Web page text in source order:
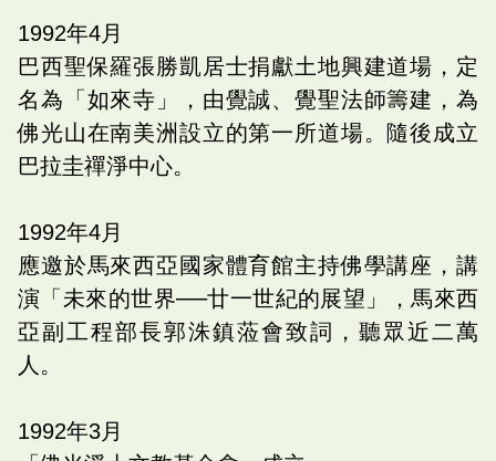
1992年4月
巴西聖保羅張勝凱居士捐獻土地興建道場，定
名為「如來寺」，由覺誠、覺聖法師籌建，為
佛光山在南美洲設立的第一所道場。隨後成立
巴拉圭禪淨中心。
1992年4月
應邀於馬來西亞國家體育館主持佛學講座，講
演「未來的世界──廿一世紀的展望」，馬來西
亞副工程部長郭洙鎮蒞會致詞，聽眾近二萬
人。
1992年3月